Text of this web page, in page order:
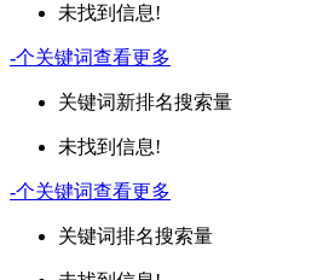
未找到信息!
-个关键词查看更多
关键词新排名搜索量
未找到信息!
-个关键词查看更多
关键词排名搜索量